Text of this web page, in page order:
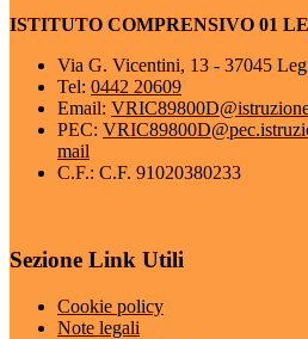
ISTITUTO COMPRENSIVO 01
Via G. Vicentini, 13 - 37045
Tel: 0442 20609
Email:
PEC:
mail
C.F.: C.F. 91020380233
Sezione Link Utili
Cookie policy
Note legali